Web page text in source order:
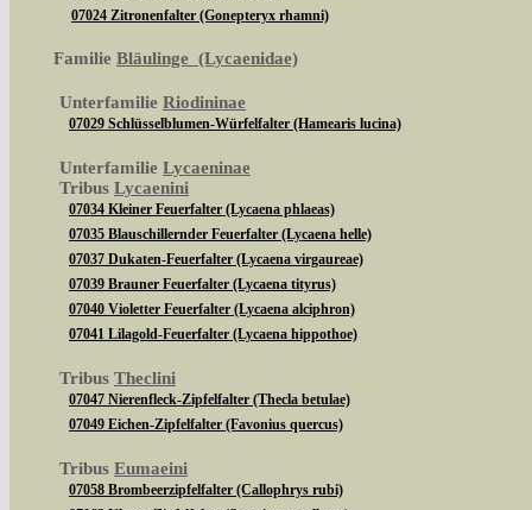
07024 Zitronenfalter (Gonepteryx rhamni)
Familie Bläulinge (Lycaenidae)
Unterfamilie Riodininae
07029 Schlüsselblumen-Würfelfalter (Hamearis lucina)
Unterfamilie Lycaeninae
Tribus Lycaenini
07034 Kleiner Feuerfalter (Lycaena phlaeas)
07035 Blauschillernder Feuerfalter (Lycaena helle)
07037 Dukaten-Feuerfalter (Lycaena virgaureae)
07039 Brauner Feuerfalter (Lycaena tityrus)
07040 Violetter Feuerfalter (Lycaena alciphron)
07041 Lilagold-Feuerfalter (Lycaena hippothoe)
Tribus Theclini
07047 Nierenfleck-Zipfelfalter (Thecla betulae)
07049 Eichen-Zipfelfalter (Favonius quercus)
Tribus Eumaeini
07058 Brombeerzipfelfalter (Callophrys rubi)